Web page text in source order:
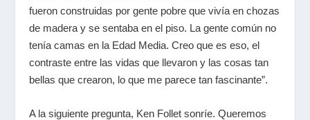
fueron construidas por gente pobre que vivía en chozas
de madera y se sentaba en el piso. La gente común no
tenía camas en la Edad Media. Creo que es eso, el
contraste entre las vidas que llevaron y las cosas tan
bellas que crearon, lo que me parece tan fascinante”.
A la siguiente pregunta, Ken Follet sonríe. Queremos